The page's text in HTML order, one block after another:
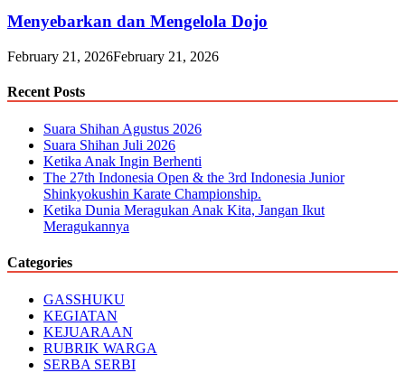
Menyebarkan dan Mengelola Dojo
February 21, 2026February 21, 2026
Recent Posts
Suara Shihan Agustus 2026
Suara Shihan Juli 2026
Ketika Anak Ingin Berhenti
The 27th Indonesia Open & the 3rd Indonesia Junior
Shinkyokushin Karate Championship.
Ketika Dunia Meragukan Anak Kita, Jangan Ikut
Meragukannya
Categories
GASSHUKU
KEGIATAN
KEJUARAAN
RUBRIK WARGA
SERBA SERBI